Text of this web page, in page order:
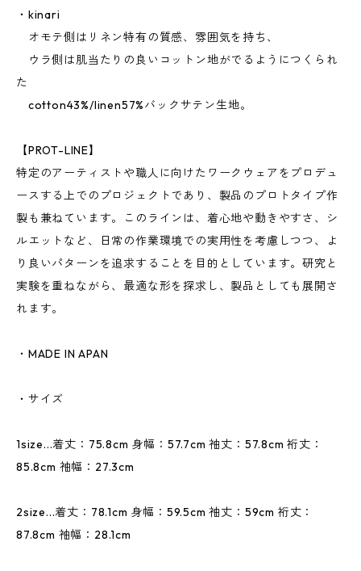
・kinari
オモテ側はリネン特有の質感、雰囲気を持ち、
ウラ側は肌当たりの良いコットン地がでるようにつくられ
た
cotton43%/linen57%バックサテン生地。
【PROT-LINE】
特定のアーティストや職人に向けたワークウェアをプロデュ
ースする上でのプロジェクトであり、製品のプロトタイプ作
製も兼ねています。このラインは、着心地や動きやすさ、シ
ルエットなど、日常の作業環境での実用性を考慮しつつ、よ
り良いパターンを追求することを目的としています。研究と
実験を重ねながら、最適な形を探求し、製品としても展開さ
れます。
・MADE IN APAN
・サイズ
1size...着丈：75.8cm 身幅：57.7cm 袖丈：57.8cm 裄丈：
85.8cm 袖幅：27.3cm
2size...着丈：78.1cm 身幅：59.5cm 袖丈：59cm 裄丈：
87.8cm 袖幅：28.1cm